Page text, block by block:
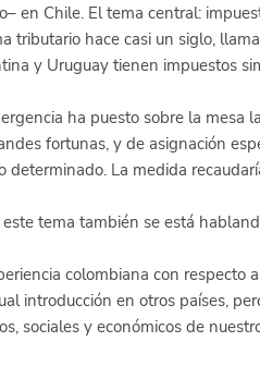
en Chile. El tema central:
tributario hace casi un siglo,
y Uruguay tienen impuestos
ha puesto sobre la mesa
fortunas, y de asignación
determinado. La medida
este tema también se está
colombiana con respecto
introducción en otros países,
sociales y económicos de